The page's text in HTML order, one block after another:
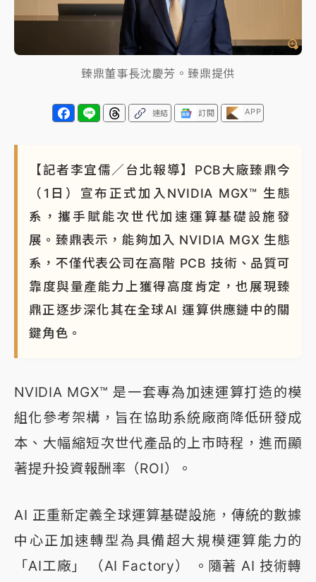
台東農業處長涉圖利渡假村！東檢抗告成功 今重開羈
父親節泡湯了！中颱白海豚雨彈轟3天 「紅到發紫」降
臻鼎董事長沈慶芳。臻鼎提供
連結 訂閱 APP
【記者李宜儒／台北報導】PCB大廠臻鼎今
（1日）宣布正式加入NVIDIA MGX™ 生態
系，攜手賦能次世代加速運算基礎設施發
展。臻鼎表示，能夠加入 NVIDIA MGX 生態
系，不僅代表公司在高階 PCB 技術、品質可
靠度與量產能力上獲得高度肯定，也展現臻
鼎正逐步深化其在全球AI 運算供應鏈中的關
鍵角色。
NVIDIA MGX™ 是一套專為加速運算打造的模
組化參考架構，旨在協助系統廠商降低研發成
本、大幅縮短次世代產品的上市時程，進而顯
著提升投資報酬率（ROI）。
AI 正重新定義全球運算基礎設施，傳統的數據
中心正加速轉型為具備超大規模運算能力的
「AI工廠」 （AI Factory） 。隨著 AI 技術轉